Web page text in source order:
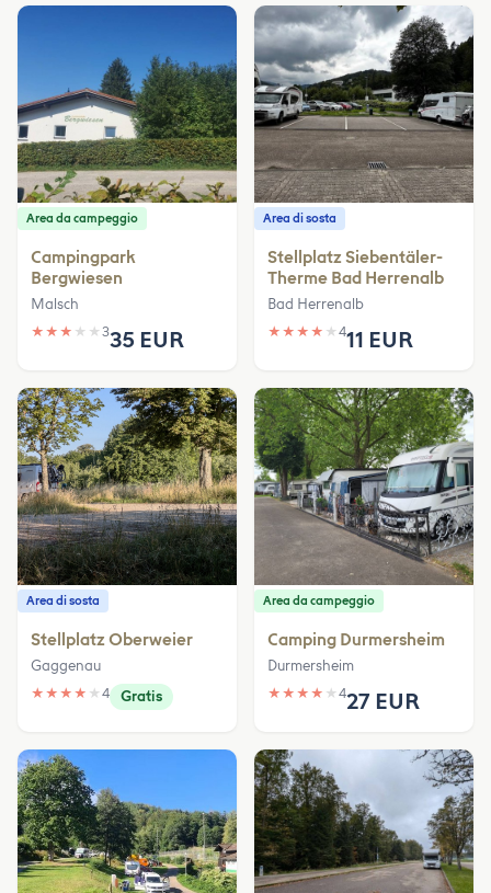
Area da campeggio
Campingpark
Bergwiesen
Malsch
★ ★ ★ ★ ★ 335 EUR
Area di sosta
Stellplatz Siebentäler-
Therme Bad Herrenalb
Bad Herrenalb
★ ★ ★ ★ ★ 411 EUR
Area di sosta
Stellplatz Oberweier
Gaggenau
★ ★ ★ ★ ★ 4 Gratis
Area da campeggio
Camping Durmersheim
Durmersheim
★ ★ ★ ★ ★ 427 EUR